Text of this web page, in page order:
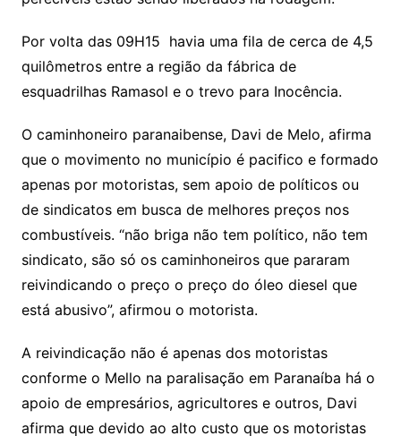
Por volta das 09H15 havia uma fila de cerca de 4,5
quilômetros entre a região da fábrica de
esquadrilhas Ramasol e o trevo para Inocência.
O caminhoneiro paranaibense, Davi de Melo, afirma
que o movimento no município é pacifico e formado
apenas por motoristas, sem apoio de políticos ou
de sindicatos em busca de melhores preços nos
combustíveis. “não briga não tem político, não tem
sindicato, são só os caminhoneiros que pararam
reivindicando o preço o preço do óleo diesel que
está abusivo”, afirmou o motorista.
A reivindicação não é apenas dos motoristas
conforme o Mello na paralisação em Paranaíba há o
apoio de empresários, agricultores e outros, Davi
afirma que devido ao alto custo que os motoristas